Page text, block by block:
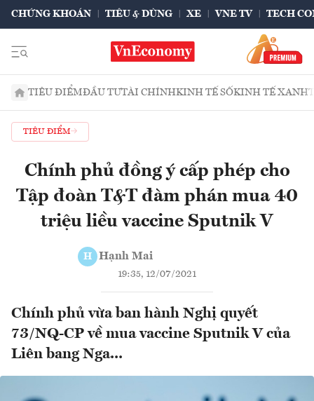
CHỨNG KHOÁN TIÊU & DÙNG XE VNE TV TECH
TIÊU ĐIỂMĐẦU TƯTÀI CHÍNHKINH TẾ SỐKINH TẾ XANH
TIÊU ĐIỂM
Chính phủ đồng ý cấp phép cho
Tập đoàn T&T đàm phán mua 40
triệu liều vaccine Sputnik V
H Hạnh Mai
19:35, 12/07/2021
Chính phủ vừa ban hành Nghị quyết
73/NQ-CP về mua vaccine Sputnik V của
Liên bang Nga...